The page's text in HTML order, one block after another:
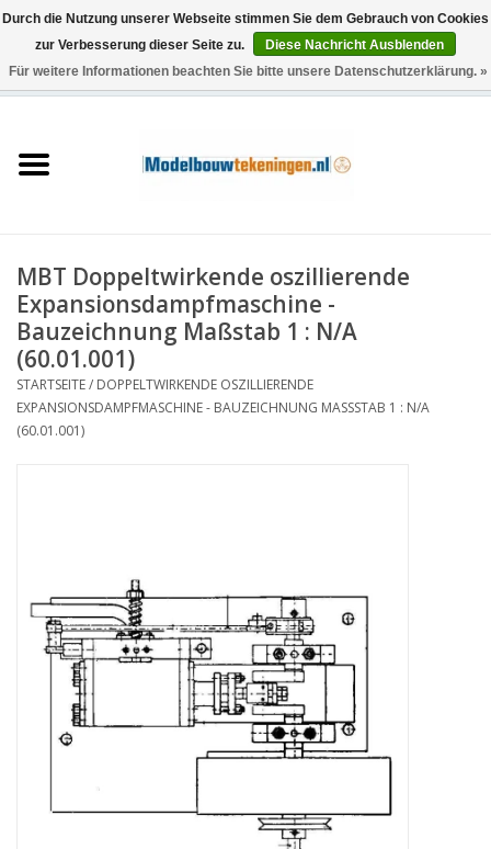
0 Artikel - €0,00
Schiffe
Holzbau
Landschaft
Maschinen
Neue Zeichnungen
NEUE ZEITSCHRIFTEN
ABONNEMENT DER
MODELLBAUER
Baubeschreibungen
MBT Doppeltwirkende oszillierende
Expansionsdampfmaschine -
Bauzeichnung Maßstab 1 : N/A
(60.01.001)
STARTSEITE/ DOPPELTWIRKENDE OSZILLIERENDE
EXPANSIONSDAMPFMASCHINE - BAUZEICHNUNG MASSSTAB 1 : N/A (
60.01.001)
Durch die Nutzung unserer Webseite stimmen Sie dem Gebrauch von Cookies
zur Verbesserung dieser Seite zu.
Diese Nachricht Ausblenden
Für weitere Informationen beachten Sie bitte unsere Datenschutzerklärung. »